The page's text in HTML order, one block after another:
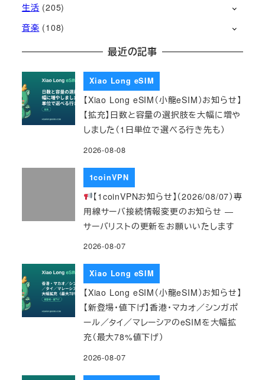
生活 (205)
音楽 (108)
最近の記事
Xiao Long eSIM
【Xiao Long eSIM（小龍eSIM）お知らせ】
【拡充】日数と容量の選択肢を大幅に増や
しました（1日単位で選べる行き先も）
2026-08-08
1coinVPN
【1coinVPNお知らせ】（2026/08/07）専
用線サーバ接続情報変更のお知らせ ―
サーバリストの更新をお願いいたします
2026-08-07
Xiao Long eSIM
【Xiao Long eSIM（小龍eSIM）お知らせ】
【新登場・値下げ】香港・マカオ／シンガポ
ール／タイ／マレーシアのeSIMを大幅拡
充（最大78%値下げ）
2026-08-07